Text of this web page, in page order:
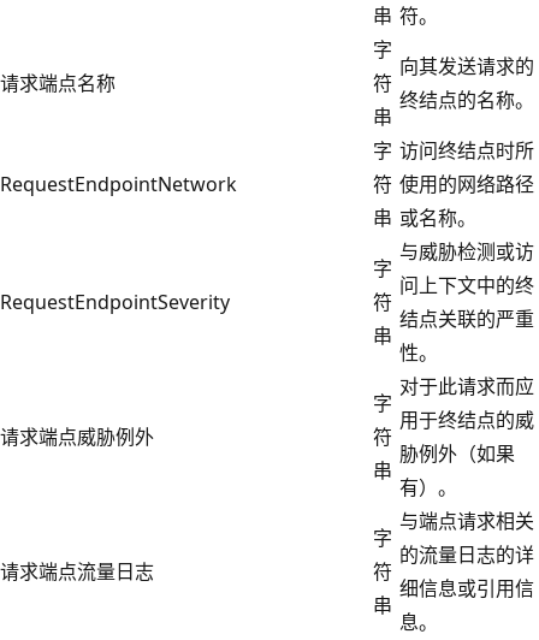
串 符。
请求端点名称
字
符
串
向其发送请求的
终结点的名称。
RequestEndpointNetwork
字
符
串
访问终结点时所
使用的网络路径
或名称。
RequestEndpointSeverity
字
符
串
与威胁检测或访
问上下文中的终
结点关联的严重
性。
请求端点威胁例外
字
符
串
对于此请求而应
用于终结点的威
胁例外（如果
有）。
请求端点流量日志
字
符
串
与端点请求相关
的流量日志的详
细信息或引用信
息。